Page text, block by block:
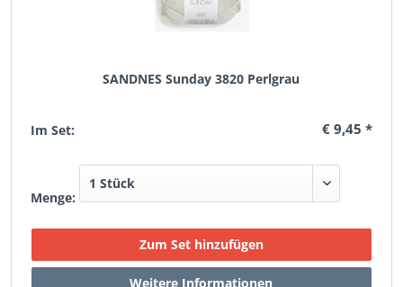
SANDNES Sunday 3820 Perlgrau
Im Set: € 9,45 *
Menge: